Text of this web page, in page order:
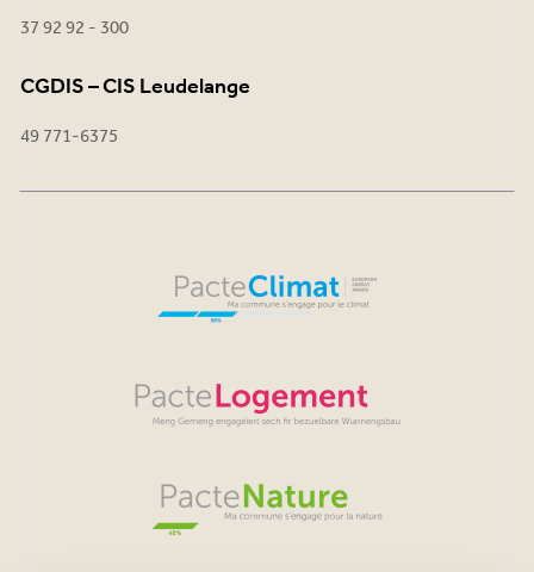
37 92 92 - 300
CGDIS – CIS Leudelange
49 771-6375